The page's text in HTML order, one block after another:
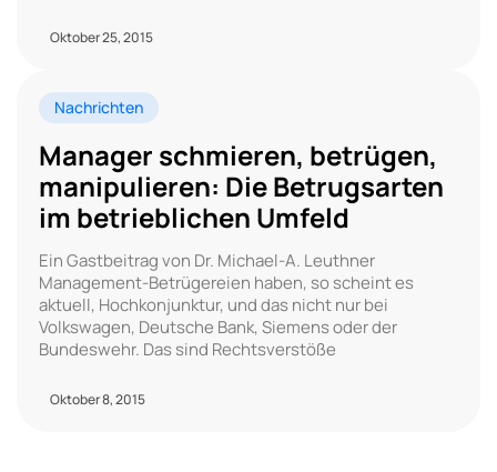
Oktober 25, 2015
Nachrichten
Manager schmieren, betrügen,
manipulieren: Die Betrugsarten
im betrieblichen Umfeld
Ein Gastbeitrag von Dr. Michael-A. Leuthner
Management-Betrügereien haben, so scheint es
aktuell, Hochkonjunktur, und das nicht nur bei
Volkswagen, Deutsche Bank, Siemens oder der
Bundeswehr. Das sind Rechtsverstöße
Oktober 8, 2015